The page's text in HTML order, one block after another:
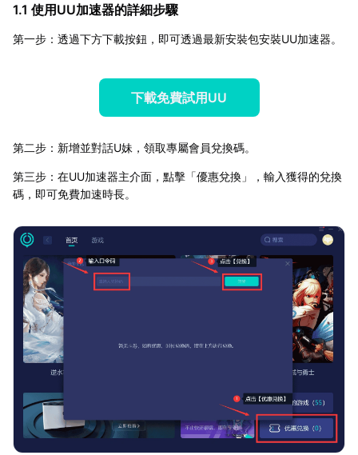
1.1 使用UU加速器的詳細步驟
第一步：透過下方下載按鈕，即可透過最新安裝包安裝UU加速器。
下載免費試用UU
第二步：新增並對話U妹，領取專屬會員兌換碼。
第三步：在UU加速器主介面，點擊「優惠兌換」，輸入獲得的兌換
碼，即可免費加速時長。